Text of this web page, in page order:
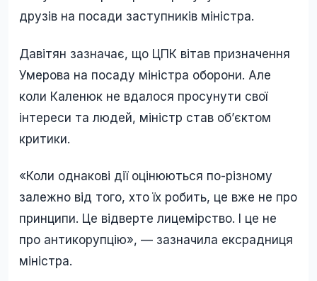
друзів на посади заступників міністра.
Давітян зазначає, що ЦПК вітав призначення
Умерова на посаду міністра оборони. Але
коли Каленюк не вдалося просунути свої
інтереси та людей, міністр став обʼєктом
критики.
«Коли однакові дії оцінюються по-різному
залежно від того, хто їх робить, це вже не про
принципи. Це відверте лицемірство. І це не
про антикорупцію», — зазначила ексрадниця
міністра.